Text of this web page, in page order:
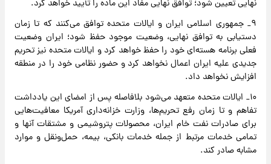
نهایی تعیین شود؛ توافق نهایی مفاد این ماده را تأیید خواهد کرد.
۹_ جمهوری اسلامی ایران و ایالات متحده توافق می‌کنند که تا زمان
دستیابی به توافق نهایی، وضعیت موجود حفظ شود؛ ایران وضعیت
فعلی برنامه هسته‌ای خود را حفظ خواهد کرد و ایالات متحده نیز تحریم
جدیدی علیه ایران اعمال نخواهد کرد و حضور نظامی خود را در منطقه
افزایش نخواهد داد.
۱۰_ ایالات متحده متعهد می‌شود بلافاصله پس از امضای این یادداشت
تفاهم و تا زمان رفع تحریم‌ها، وزارت خزانه‌داری آمریکا معافیت‌هایی
برای صادرات نفت خام ایران، محصولات پتروشیمی و مشتقات آنها و
تمامی خدمات مرتبط از جمله خدمات بانکی، بیمه، حمل‌ونقل و موارد
مشابه صادر کند.